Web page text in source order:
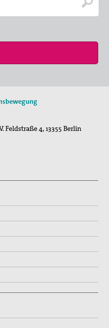
unter den Lind…
Feldstraße 4,13355 Berlin